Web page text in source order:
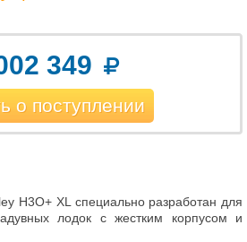
349
о поступлении
H3O+ XL специально разработан для
лодок с жестким корпусом и